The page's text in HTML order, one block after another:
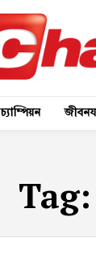
চ্যাম্পিয়ন
Tag: